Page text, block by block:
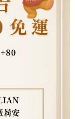
享後付」服務完成之交
相關給付款項請求債
同意方可使用
，本公司不負相關責
用戶狀況，依本公司即
本公司將視審查結果
現惡意使用之情形，
查看運費